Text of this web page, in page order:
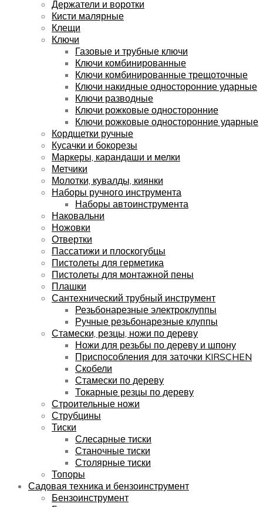
Держатели и воротки
Кисти малярные
Клещи
Ключи
Газовые и трубные ключи
Ключи комбинированные
Ключи комбинированные трещоточные
Ключи накидные односторонние ударные
Ключи разводные
Ключи рожковые односторонние
Ключи рожковые односторонние ударные
Кордщетки ручные
Кусачки и бокорезы
Маркеры, карандаши и мелки
Метчики
Молотки, кувалды, киянки
Наборы ручного инструмента
Наборы автоинструмента
Наковальни
Ножовки
Отвертки
Пассатижи и плоскогубцы
Пистолеты для герметика
Пистолеты для монтажной пены
Плашки
Сантехнический трубный инструмент
Резьбонарезные электроклуппы
Ручные резьбонарезные клуппы
Стамески, резцы, ножи по дереву
Ножи для резьбы по дереву и шпону
Приспособления для заточки KIRSCHEN
Скобели
Стамески по дереву
Токарные резцы по дереву
Строительные ножи
Струбцины
Тиски
Слесарные тиски
Станочные тиски
Столярные тиски
Топоры
Садовая техника и бензоинструмент
Бензоинструмент